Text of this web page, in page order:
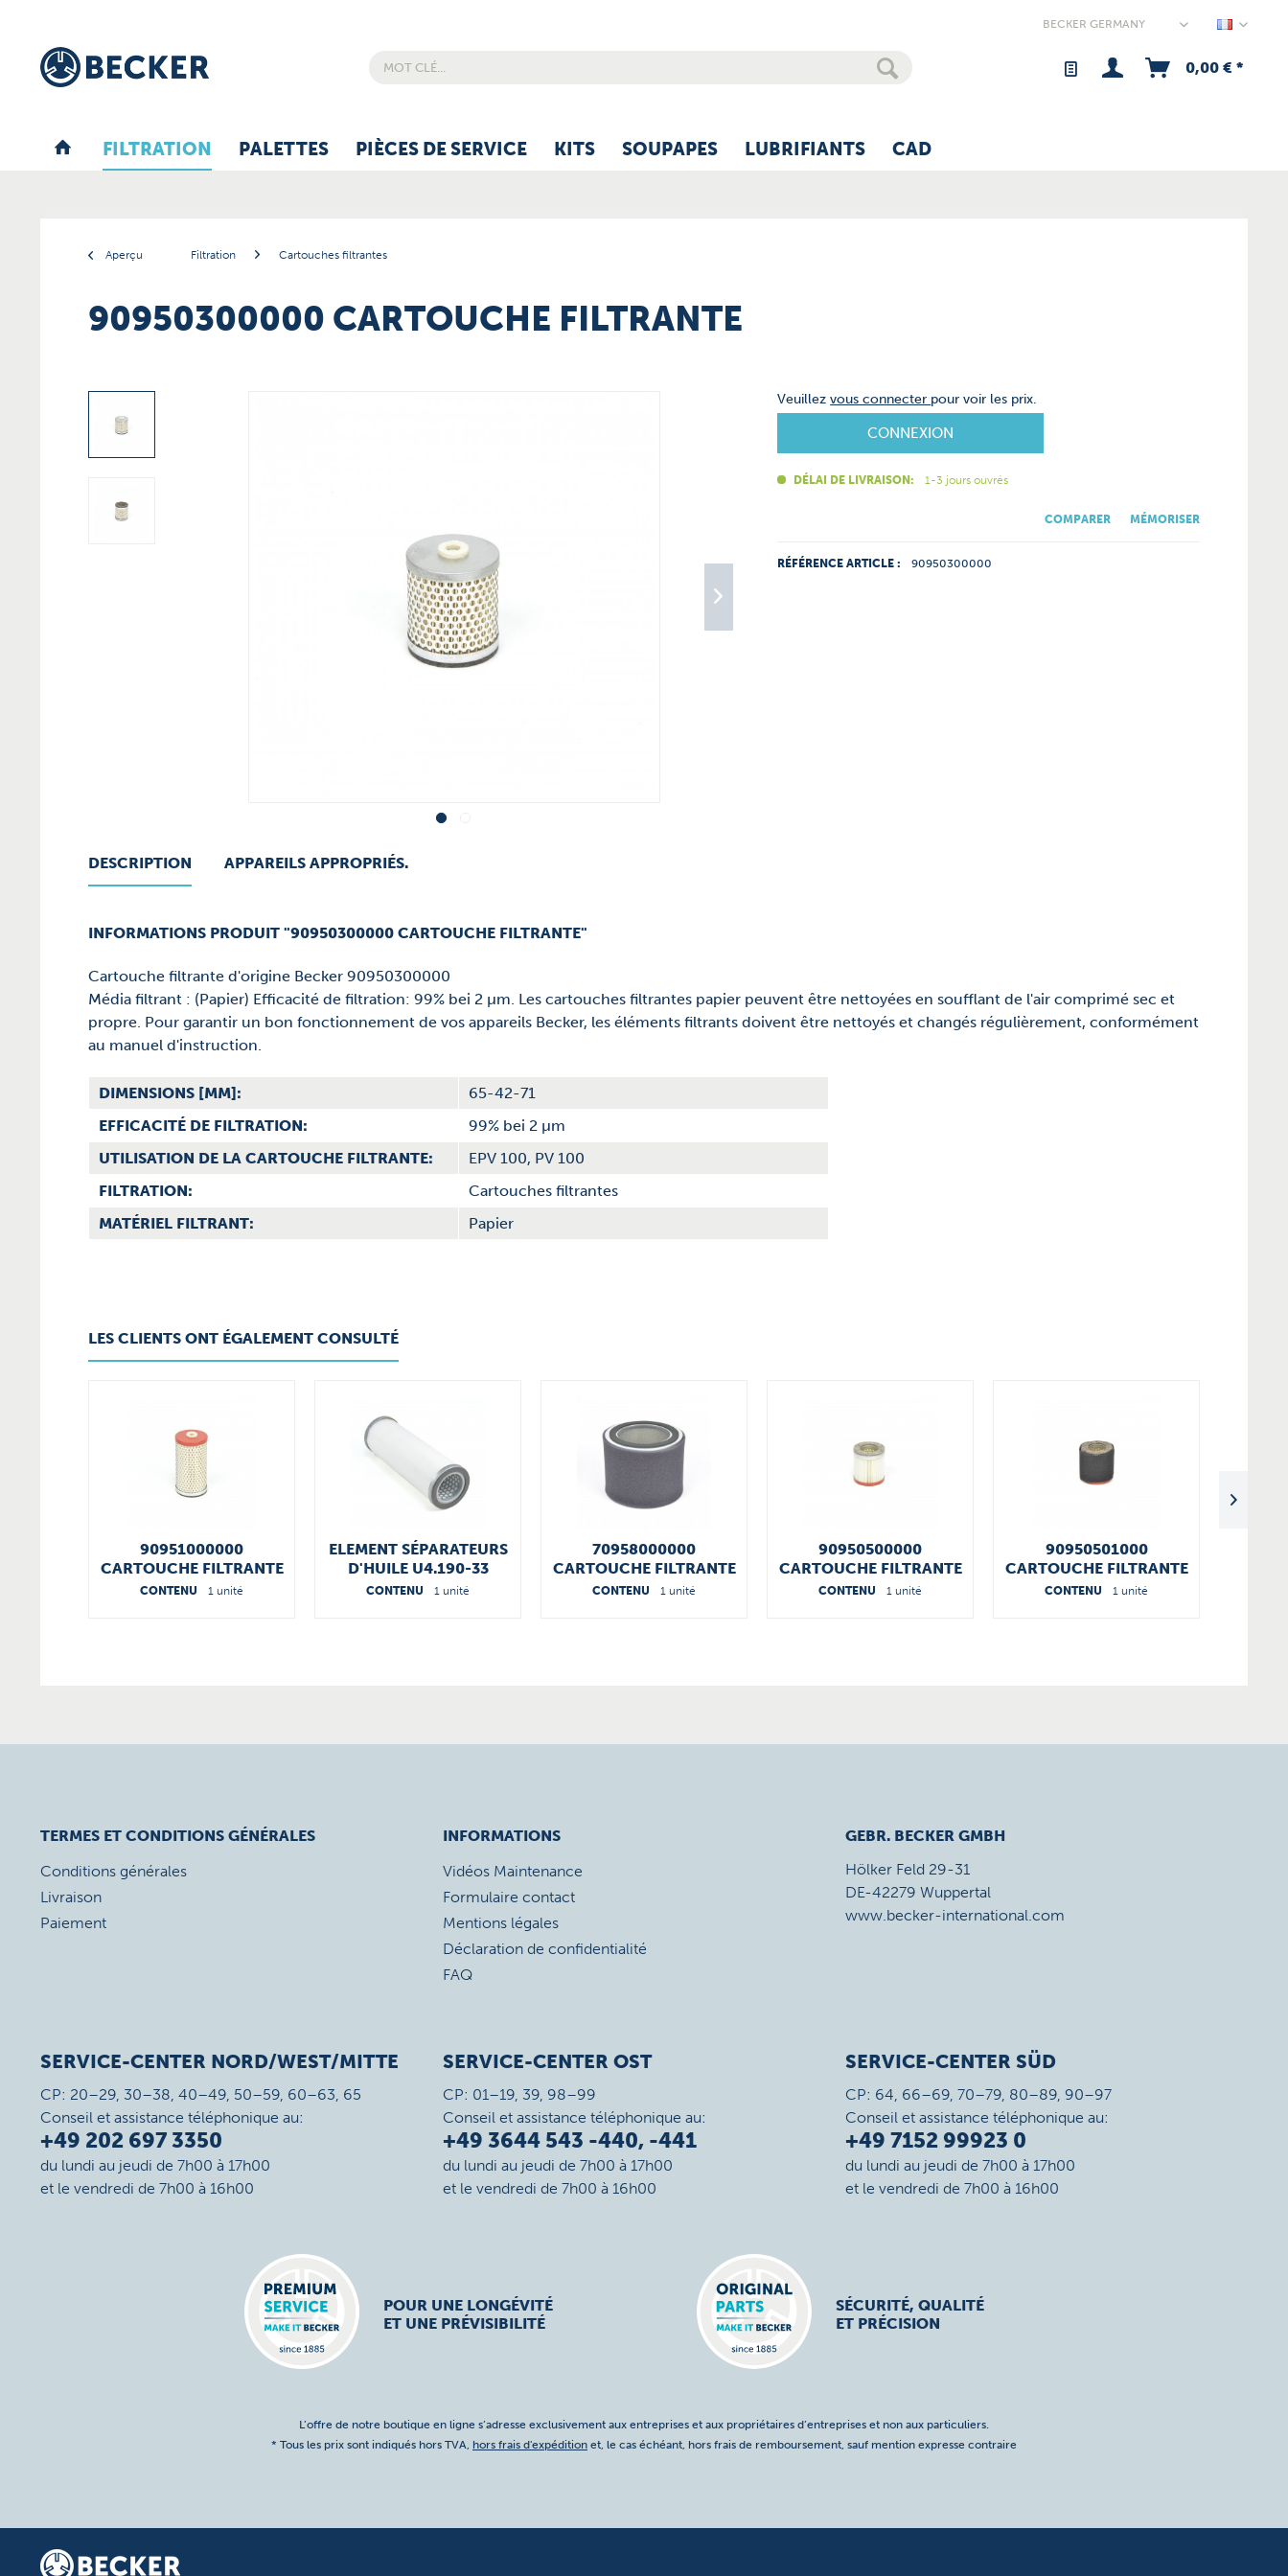
0,00 € *
FILTRATION PALETTES PIÈCES DE SERVICE KITS SOUPAPES LUBRIFIANTS CAD
Aperçu Filtration Cartouches filtrantes
90950300000 CARTOUCHE FILTRANTE
Veuillezvous connecter pour voir les prix.
CONNEXION
DÉLAI DE LIVRAISON: 1-3 jours ouvrés
COMPARER MÉMORISER
RÉFÉRENCE ARTICLE : 90950300000
DESCRIPTION APPAREILS APPROPRIÉS.
INFORMATIONS PRODUIT "90950300000 CARTOUCHE FILTRANTE"
Cartouche filtrante d'origine Becker 90950300000
Média filtrant : (Papier) Efficacité de filtration: 99% bei 2 µm. Les cartouches filtrantes papier peuvent être nettoyées en soufflant de l'air comprimé sec et
propre. Pour garantir un bon fonctionnement de vos appareils Becker, les éléments filtrants doivent être nettoyés et changés régulièrement, conformément
au manuel d'instruction.
DIMENSIONS [MM]:
65-42-71
EFFICACITÉ DE FILTRATION:
99% bei 2 µm
UTILISATION DE LA CARTOUCHE FILTRANTE:
EPV 100, PV 100
FILTRATION:
Cartouches filtrantes
MATÉRIEL FILTRANT:
Papier
LES CLIENTS ONT ÉGALEMENT CONSULTÉ
90951000000
CARTOUCHE FILTRANTE
CONTENU 1 unité
ELEMENT SÉPARATEURS
D'HUILE U4.190-33
96541200000
CONTENU 1 unité
70958000000
CARTOUCHE FILTRANTE
CONTENU 1 unité
90950500000
CARTOUCHE FILTRANTE
CONTENU 1 unité
90950501000
CARTOUCHE FILTRANTE
CONTENU 1 unité
TERMES ET CONDITIONS GÉNÉRALES
Conditions générales
Livraison
Paiement
INFORMATIONS
Vidéos Maintenance
Formulaire contact
Mentions légales
Déclaration de confidentialité
FAQ
GEBR. BECKER GMBH
Hölker Feld 29-31
DE-42279 Wuppertal
www.becker-international.com
SERVICE-CENTER NORD/WEST/MITTE
CP: 20–29, 30–38, 40–49, 50–59, 60–63, 65
Conseil et assistance téléphonique au:
+49 202 697 3350
du lundi au jeudi de 7h00 à 17h00
et le vendredi de 7h00 à 16h00
SERVICE-CENTER OST
CP: 01–19, 39, 98–99
Conseil et assistance téléphonique au:
+49 3644 543 -440, -441
du lundi au jeudi de 7h00 à 17h00
et le vendredi de 7h00 à 16h00
SERVICE-CENTER SÜD
CP: 64, 66–69, 70–79, 80–89, 90–97
Conseil et assistance téléphonique au:
+49 7152 99923 0
du lundi au jeudi de 7h00 à 17h00
et le vendredi de 7h00 à 16h00
POUR UNE LONGÉVITÉ
ET UNE PRÉVISIBILITÉ
SÉCURITÉ, QUALITÉ
ET PRÉCISION
L’offre de notre boutique en ligne s’adresse exclusivement aux entreprises et aux propriétaires d’entreprises et non aux particuliers.
* Tous les prix sont indiqués hors TVA, hors frais d'expédition et, le cas échéant, hors frais de remboursement, sauf mention expresse contraire